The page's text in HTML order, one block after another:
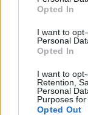
Opted In
I want to
Personal
Opted In
I want to
Retention,
Personal
Purposes for
Opted Out
CD-n is
versének